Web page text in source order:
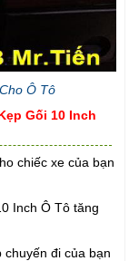
Ô Tô
Gối 10 Inch
chiếc xe của bạn
Inch Ô Tô tăng
đi của bạn